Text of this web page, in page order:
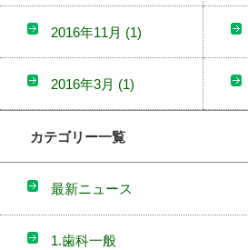
2016年11月 (1)
2016年3月 (1)
カテゴリー一覧
最新ニュース
1.歯科一般